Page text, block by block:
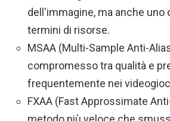
dell'immagine, ma anche uno
termini di risorse.
MSAA (Multi-Sample Anti-
compromesso tra qualità e
frequentemente nei
FXAA (Fast Approssimate